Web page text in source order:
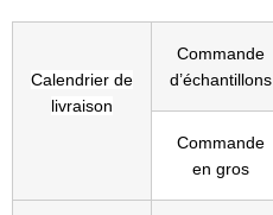
Calendrier de
livraison
Commande
d’échantillons
Commande
en gros